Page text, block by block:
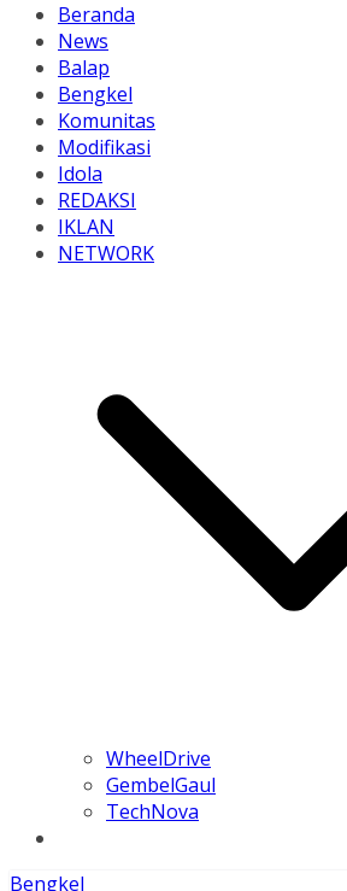
Beranda
News
Balap
Bengkel
Komunitas
Modifikasi
Idola
REDAKSI
IKLAN
NETWORK
WheelDrive
GembelGaul
TechNova
Bengkel